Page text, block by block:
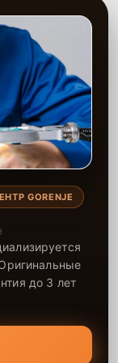
GORENJE
до 3 лет